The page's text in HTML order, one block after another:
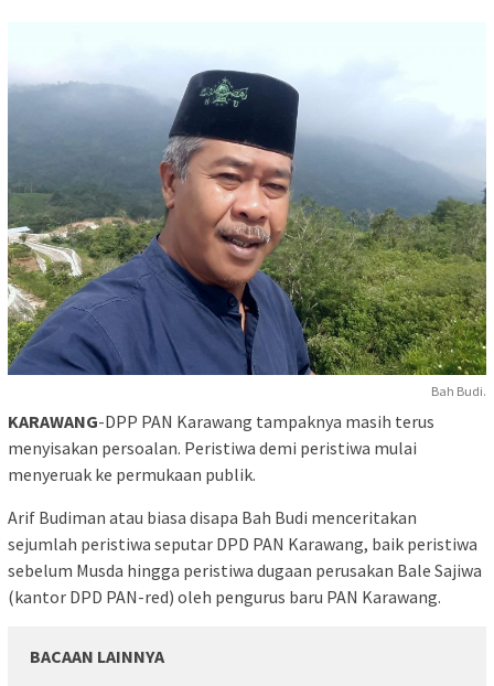
Bah Budi.
KARAWANG-DPP PAN Karawang tampaknya masih terus
menyisakan persoalan. Peristiwa demi peristiwa mulai
menyeruak ke permukaan publik.
Arif Budiman atau biasa disapa Bah Budi menceritakan
sejumlah peristiwa seputar DPD PAN Karawang, baik peristiwa
sebelum Musda hingga peristiwa dugaan perusakan Bale Sajiwa
(kantor DPD PAN-red) oleh pengurus baru PAN Karawang.
BACAAN LAINNYA